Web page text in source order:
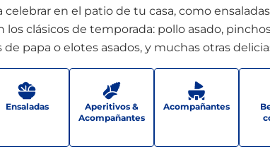
en el patio de tu casa, como
clásicos de temporada: pollo asado,
de papa o elotes asados, y muchas otras
Ensaladas
Aperitivos &
Acompañantes
Acompañantes